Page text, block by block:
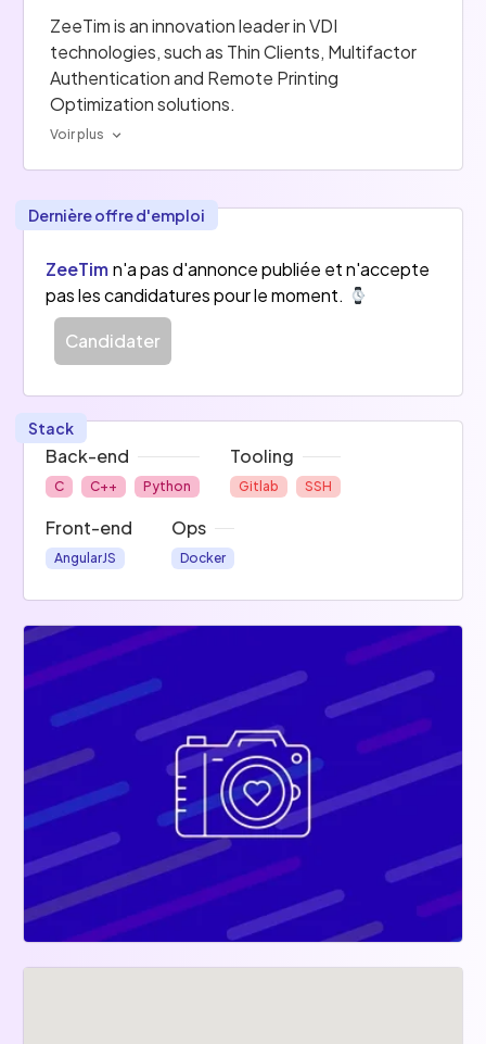
ZeeTim is an innovation leader in VDI
technologies, such as Thin Clients, Multifactor
Authentication and Remote Printing
Optimization solutions.
Voir plus
Dernière offre d'emploi
ZeeTim n'a pas d'annonce publiée et n'accepte
pas les candidatures pour le moment.
Candidater
Stack
Back-end
C C++ Python
Tooling
Gitlab SSH
Front-end
AngularJS
Ops
Docker